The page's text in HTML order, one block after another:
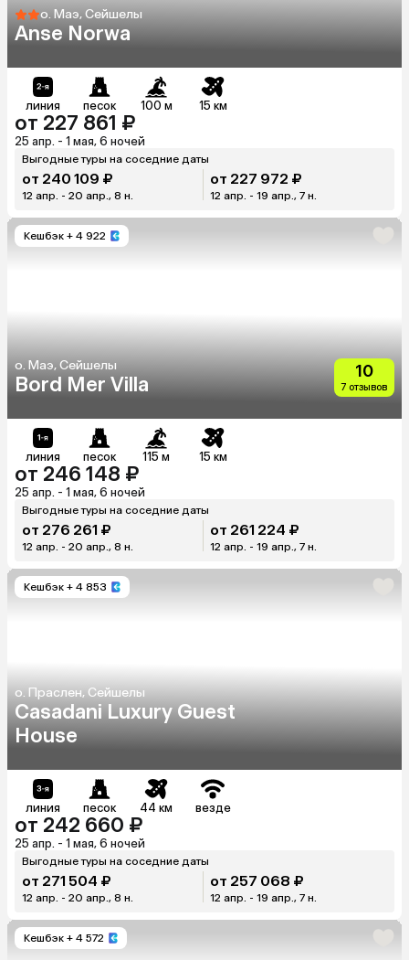
о. Маэ, Сейшелы
Anse Norwa
линия песок 100 м 15 км
от 227 861 ₽
25 апр. - 1 мая, 6 ночей
Выгодные туры на соседние даты
от 240 109 ₽
12 апр. - 20 апр., 8 н.
от 227 972 ₽
12 апр. - 19 апр., 7 н.
Кешбэк + 4 922
о. Маэ, Сейшелы
Bord Mer Villa
10
7 отзывов
линия песок 115 м 15 км
от 246 148 ₽
25 апр. - 1 мая, 6 ночей
Выгодные туры на соседние даты
от 276 261 ₽
12 апр. - 20 апр., 8 н.
от 261 224 ₽
12 апр. - 19 апр., 7 н.
Кешбэк + 4 853
о. Праслен, Сейшелы
Casadani Luxury Guest
House
линия песок 44 км везде
от 242 660 ₽
25 апр. - 1 мая, 6 ночей
Выгодные туры на соседние даты
от 271 504 ₽
12 апр. - 20 апр., 8 н.
от 257 068 ₽
12 апр. - 19 апр., 7 н.
Кешбэк + 4 572